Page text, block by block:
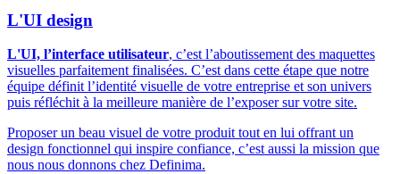
L'UI design
L'UI, l’interface utilisateur, c’est l’aboutissement des maquettes
visuelles parfaitement finalisées. C’est dans cette étape que notre
équipe définit l’identité visuelle de votre entreprise et son univers
puis réfléchit à la meilleure manière de l’exposer sur votre site.
Proposer un beau visuel de votre produit tout en lui offrant un
design fonctionnel qui inspire confiance, c’est aussi la mission que
nous nous donnons chez Definima.